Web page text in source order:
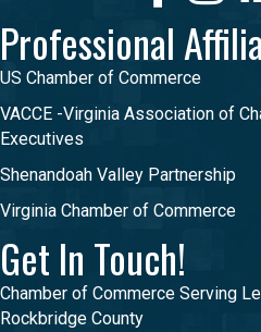
Professional
US Chamber of Commerce
VACCE -Virginia Association of
Executives
Shenandoah Valley Partnership
Virginia Chamber of Commerce
Get In Touch!
Chamber of Commerce Serving
Rockbridge County